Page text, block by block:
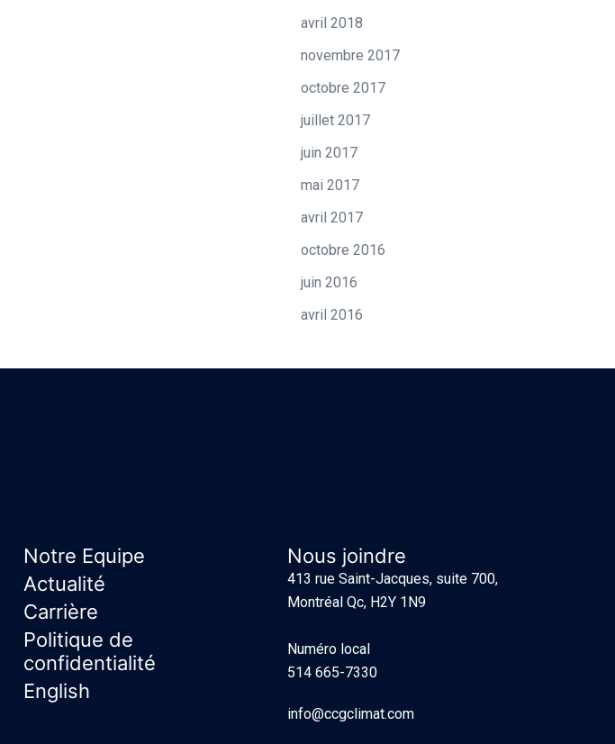
avril 2018
novembre 2017
octobre 2017
juillet 2017
juin 2017
mai 2017
avril 2017
octobre 2016
juin 2016
avril 2016
Notre Equipe
Actualité
Carrière
Politique de
confidentialité
English
Nous joindre
413 rue Saint-Jacques, suite 700,
Montréal Qc, H2Y 1N9
Numéro local
514 665-7330
info@ccgclimat.com